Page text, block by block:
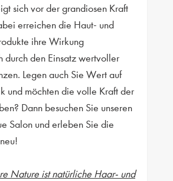
sich vor der grandiosen Kraft
erreichen die Haut- und
ihre Wirkung
durch den Einsatz wertvoller
Legen auch Sie Wert auf
und möchten die volle Kraft der
Dann besuchen Sie unseren
Salon und erleben Sie die
Nature ist natürliche Haar- und